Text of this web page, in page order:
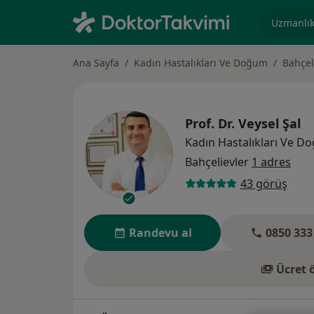
Ana Sayfa Kadın Hastalıkları Ve Doğum
Prof. Dr. Veysel Şal
Kadın Hastalıkları Ve
Bahçelievler 1 adres
43 görüş
Randevu al 0850
Ücret